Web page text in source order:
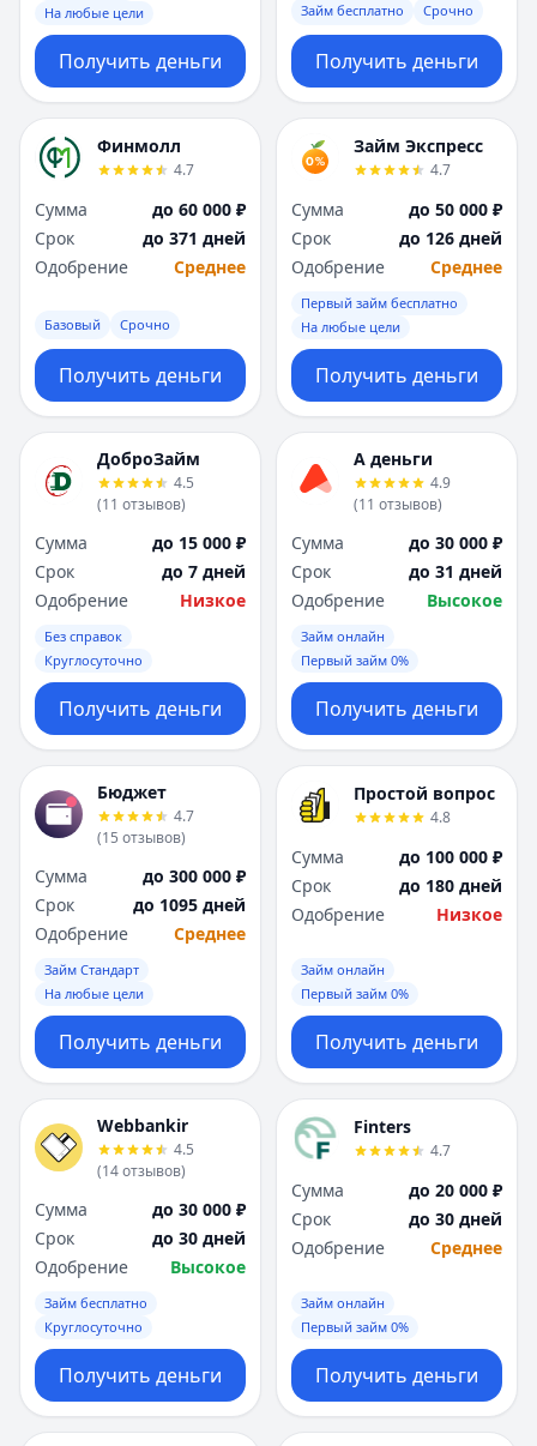
На любые цели
Получить деньги
Займ бесплатно Срочно
Получить деньги
Финмолл
4.7
Сумма
до 60 000 ₽
Срок
до 371 дней
Одобрение
Среднее
Базовый Срочно
Получить деньги
Займ Экспресс
4.7
Сумма
до 50 000 ₽
Срок
до 126 дней
Одобрение
Среднее
Первый займ бесплатно
На любые цели
Получить деньги
ДоброЗайм
4.5
(11 отзывов)
Сумма
до 15 000 ₽
Срок
до 7 дней
Одобрение
Низкое
Без справок
Круглосуточно
Получить деньги
А деньги
4.9
(11 отзывов)
Сумма
до 30 000 ₽
Срок
до 31 дней
Одобрение
Высокое
Займ онлайн
Первый займ 0%
Получить деньги
Бюджет
4.7
(15 отзывов)
Сумма
до 300 000 ₽
Срок
до 1095 дней
Одобрение
Среднее
Займ Стандарт
На любые цели
Получить деньги
Простой вопрос
4.8
Сумма
до 100 000 ₽
Срок
до 180 дней
Одобрение
Низкое
Займ онлайн
Первый займ 0%
Получить деньги
Webbankir
4.5
(14отзывов)
Сумма
до 30 000 ₽
Срок
до 30 дней
Одобрение
Высокое
Займ бесплатно
Круглосуточно
Получить деньги
Finters
4.7
Сумма
до 20 000 ₽
Срок
до 30 дней
Одобрение
Среднее
Займ онлайн
Первый займ 0%
Получить деньги